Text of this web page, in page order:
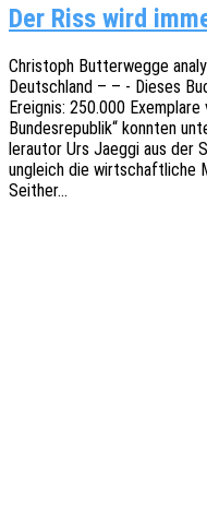
Der Riss wird
Chris­toph Butter­weg­ge
Deutsch­land – – - Dieses
Ereig­nis: 250.000
Bundes­re­pu­blik“ konn­ten
ler­au­tor Urs Jaeggi aus der
ungleich die wirt­schaft­li­che
Seither…